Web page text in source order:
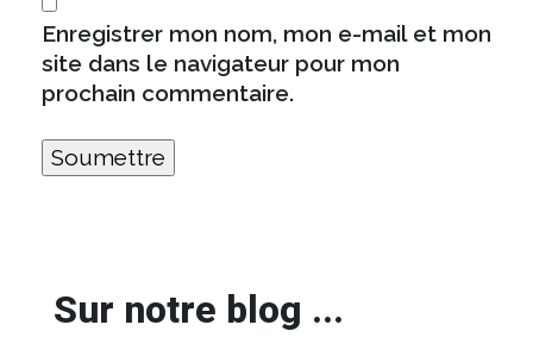
Enregistrer mon nom, mon e-mail et mon
site dans le navigateur pour mon
prochain commentaire.
Sur notre blog ...